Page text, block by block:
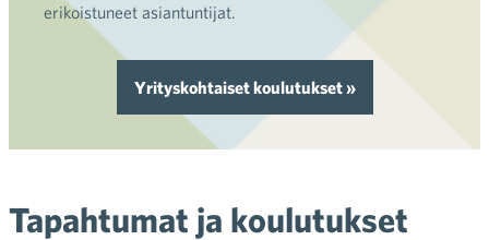
erikoistuneet asiantuntijat.
Yrityskohtaiset koulutukset »
Tapahtumat ja koulutukset